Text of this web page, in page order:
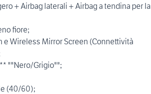
+ Airbag laterali + Airbag a tendina per la
fiore;
Wireless Mirror Screen (Connettività
""Nero/Grigio"";
(40/60);